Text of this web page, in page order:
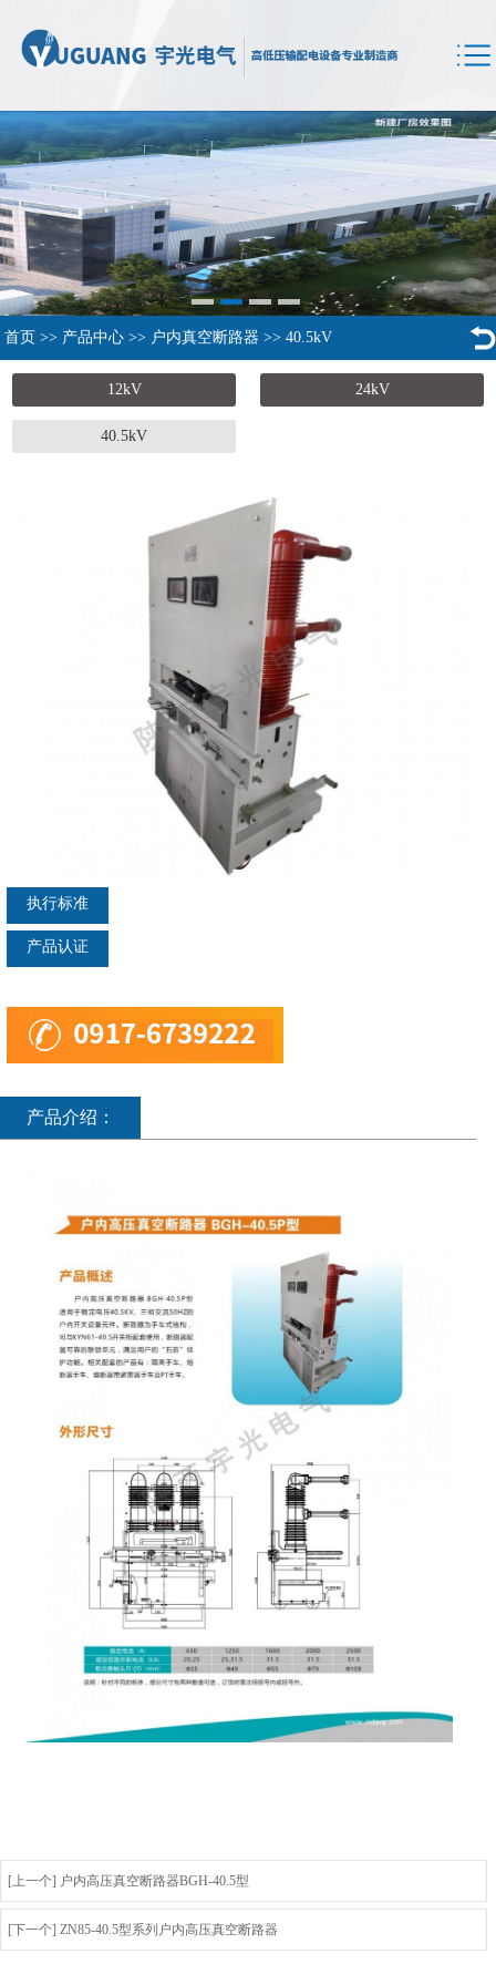
首页 >> 产品中心 >> 户内真空断路器 >> 40.5kV
12kV 24kV
40.5kV
执行标准
产品认证
产品介绍：
[上一个] 户内高压真空断路器BGH-40.5型
[下一个] ZN85-40.5型系列户内高压真空断路器